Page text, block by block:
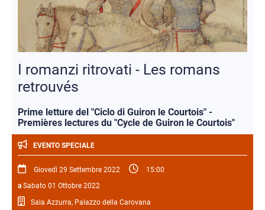
I romanzi ritrovati - Les romans
retrouvés
Prime letture del "Ciclo di Guiron le Courtois" -
Premières lectures du "Cycle de Guiron le Courtois"
EVENTO SPECIALE
Giovedì 29 Settembre 2022
15:00
a Sabato 01 Ottobre 2022
Sala Azzurra, Palazzo della Carovana